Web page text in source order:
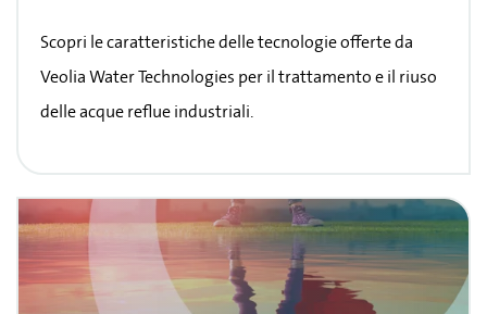
Scopri le caratteristiche delle tecnologie offerte da
Veolia Water Technologies per il trattamento e il riuso
delle acque reflue industriali.